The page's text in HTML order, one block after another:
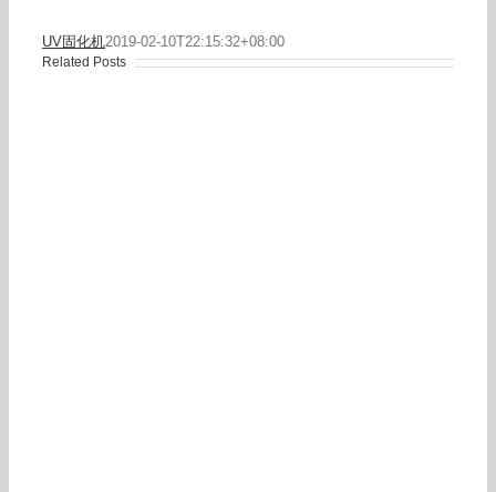
UV固化机2019-02-10T22:15:32+08:00
Related Posts